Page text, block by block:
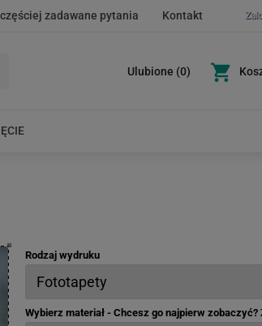
zadawane pytania Kontakt
Ulubione (0)
Rodzaj wydruku
Wybierz materiał - Chcesz go najpierw zobaczyć?